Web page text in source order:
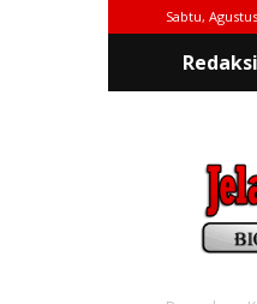
Sabtu,
Redaksi